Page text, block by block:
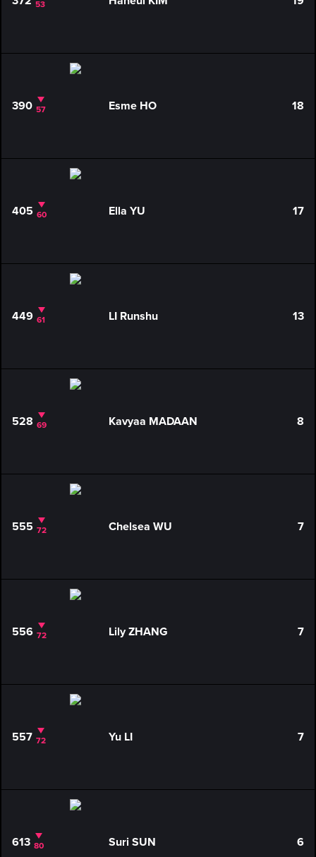
53
390 57 Esme HO 18
405 60 Ella YU 17
449 61 LI Runshu 13
528 69 Kavyaa MADAAN 8
555 72 Chelsea WU 7
556 72 Lily ZHANG 7
557 72 Yu LI 7
613 80 Suri SUN 6